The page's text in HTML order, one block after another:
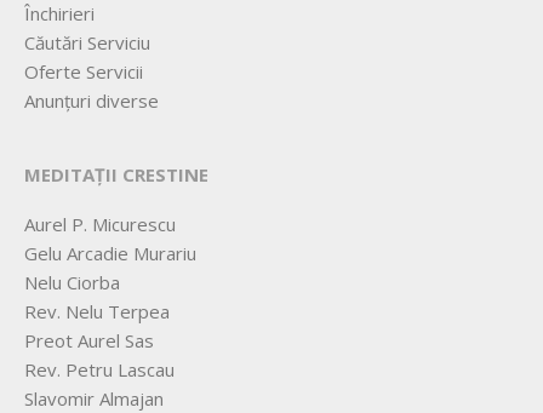
Închirieri
Căutări Serviciu
Oferte Servicii
Anunțuri diverse
MEDITAȚII CRESTINE
Aurel P. Micurescu
Gelu Arcadie Murariu
Nelu Ciorba
Rev. Nelu Terpea
Preot Aurel Sas
Rev. Petru Lascau
Slavomir Almajan